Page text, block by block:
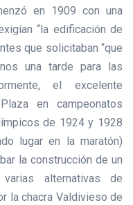
en 1909 con una
“la edificación de
que solicitaban “que
una tarde para las
el excelente
en campeonatos
de 1924 y 1928
lugar en la maratón)
la construcción de un
alternativas de
la chacra Valdivieso de